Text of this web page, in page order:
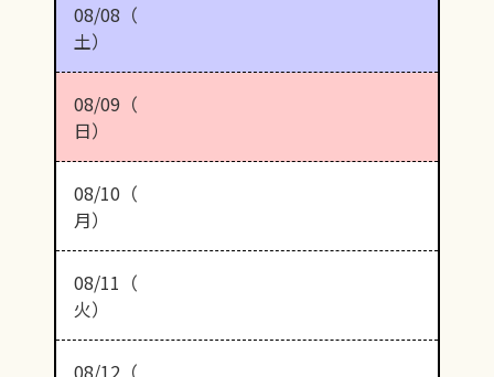
08/08（
土）
08/09（
日）
08/10（
月）
08/11（
火）